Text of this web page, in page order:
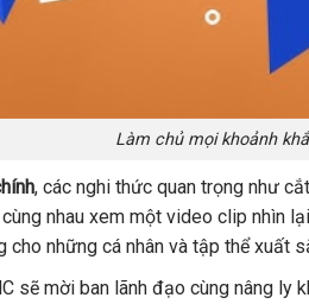
Làm chủ mọi khoảnh
, các nghi thức quan trọng như
cùng nhau xem một video clip nhìn
cho những cá nhân và tập thể xuất
sẽ mời ban lãnh đạo cùng nâng ly